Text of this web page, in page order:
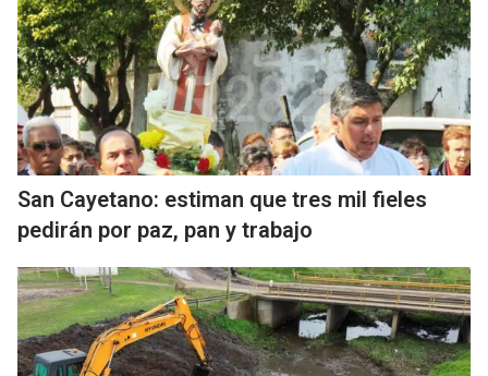
San Cayetano: estiman que tres mil fieles
pedirán por paz, pan y trabajo